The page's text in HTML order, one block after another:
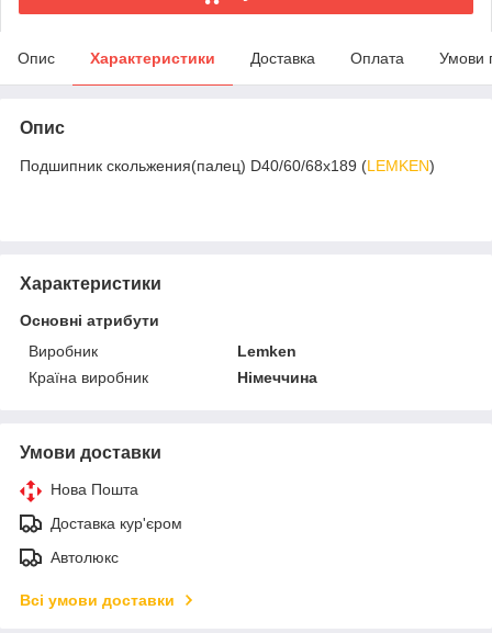
Опис Характеристики Доставка Оплата Умови
Опис
Подшипник скольжения(палец) D40/60/68x189 (LEMKEN)
Характеристики
Основні атрибути
Виробник
Lemken
Країна виробник
Німеччина
Умови доставки
Нова Пошта
Доставка кур'єром
Автолюкс
Всі умови доставки